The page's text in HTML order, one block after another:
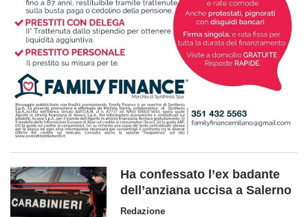
Ha confessato l’ex badante
dell’anziana uccisa a Salerno
Redazione